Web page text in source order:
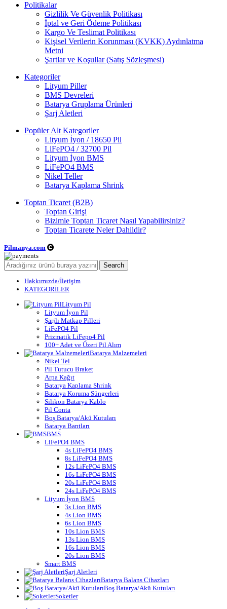
Politikalar
Gizlilik Ve Güvenlik Politikası
İptal ve Geri Ödeme Politikası
Kargo Ve Teslimat Politikası
Kişisel Verilerin Korunması (KVKK) Aydınlatma
Metni
Şartlar ve Koşullar (Satış Sözleşmesi)
Kategoriler
Lityum Piller
BMS Devreleri
Batarya Gruplama Ürünleri
Şarj Aletleri
Popüler Alt Kategoriler
Lityum İyon / 18650 Pil
LiFePO4 / 32700 Pil
Lityum İyon BMS
LiFePO4 BMS
Nikel Teller
Batarya Kaplama Shrink
Toptan Ticaret (B2B)
Toptan Girişi
Bizimle Toptan Ticaret Nasıl Yapabilirsiniz?
Toptan Ticarete Neler Dahildir?
Pilmanya.com
Search
Hakkımızda/İletişim
KATEGORİLER
Lityum Pil
Lityum İyon Pil
Şarjlı Matkap Pilleri
LiFePO4 Pil
Prizmatik LiFepo4 Pil
100+ Adet ve Üzeri Pil Alım
Batarya Malzemeleri
Nikel Tel
Pil Tutucu Braket
Arpa Kağıt
Batarya Kaplama Shrink
Batarya Koruma Süngerleri
Silikon Batarya Kablo
Pil Conta
Boş Batarya/Akü Kutuları
Batarya Bantları
BMS
LiFePO4 BMS
4s LiFePO4 BMS
8s LiFePO4 BMS
12s LiFePO4 BMS
16s LiFePO4 BMS
20s LiFePO4 BMS
24s LiFePO4 BMS
Lityum İyon BMS
3s Lion BMS
4s Lion BMS
6s Lion BMS
10s Lion BMS
13s Lion BMS
16s Lion BMS
20s Lion BMS
Smart BMS
Şarj Aletleri
Batarya Balans Cihazları
Boş Batarya/Akü Kutuları
Soketler